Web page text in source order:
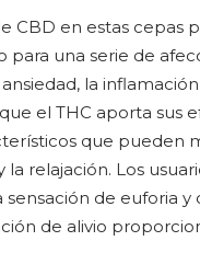
CBD en estas cepas
para una serie de
la
el THC aporta sus
que pueden
la relajación. Los
de euforia y
de alivio